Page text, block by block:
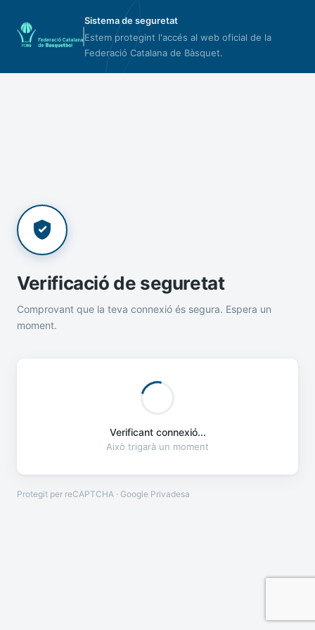
Sistema de seguretat
Estem protegint l'accés al web oficial de la
Federació Catalana de Bàsquet.
Verificació de seguretat
Comprovant que la teva connexió és segura. Espera un
moment.
Verificant connexió...
Això trigarà un moment
Protegit per reCAPTCHA · Google Privadesa